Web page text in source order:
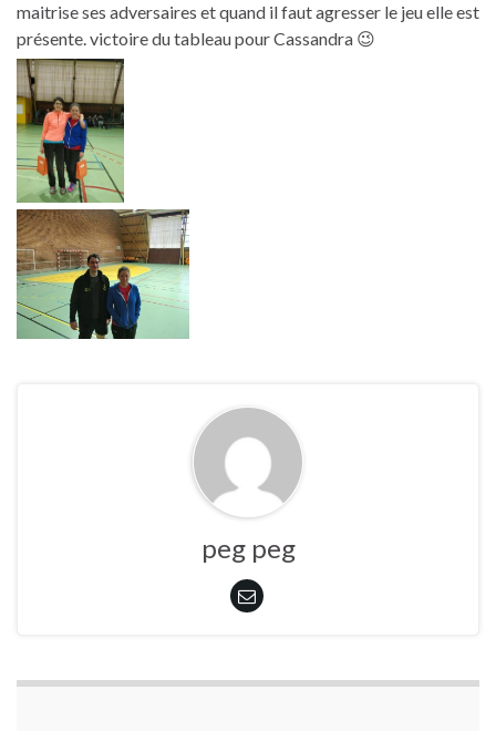
maitrise ses adversaires et quand il faut agresser le jeu elle est
présente. victoire du tableau pour Cassandra 😉
peg peg